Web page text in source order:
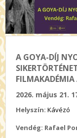
A GOYA-DÍJ
FILMAKADÉMIA
2026. május 21.
Helyszín:Kávézó
Vendég: Rafael